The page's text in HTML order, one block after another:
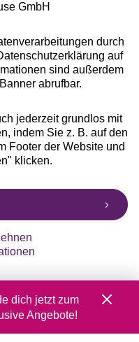
GmbH
durch
auf
sind außerdem
abrufbar.
jederzeit grundlos mit
indem Sie z. B. auf den
Footer der Website und
klicken.
dich jetzt zum
Angebote!